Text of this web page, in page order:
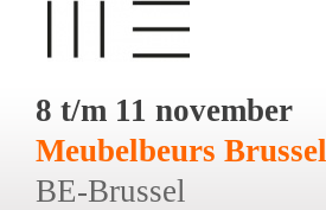
8 t/m 11 november
Meubelbeurs Brussel
BE-Brussel